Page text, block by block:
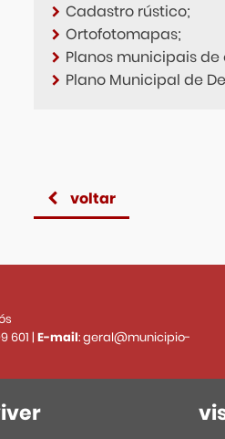
Cadastro rústico;
Ortofotomapas;
Planos municipais
Plano Municipal de
voltar
601 | E-mail:geral@municipio-